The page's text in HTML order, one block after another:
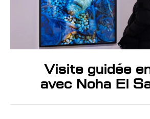
Visite guidée
avec Noha El